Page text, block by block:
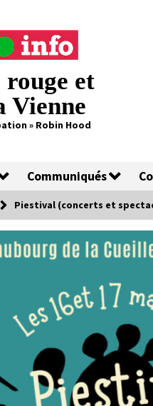
et
Vienne
» Robin Hood
Communiqués
Piestival (concerts et